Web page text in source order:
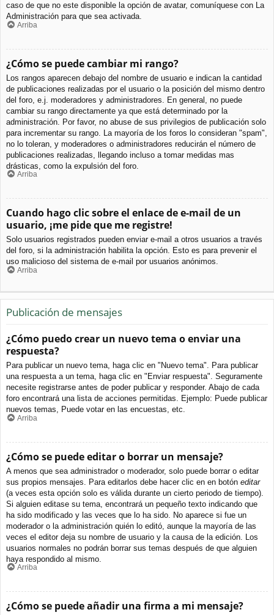
caso de que no este disponible la opción de avatar, comuníquese con La
Administración para que sea activada.
Arriba
¿Cómo se puede cambiar mi rango?
Los rangos aparecen debajo del nombre de usuario e indican la cantidad
de publicaciones realizadas por el usuario o la posición del mismo dentro
del foro, e.j. moderadores y administradores. En general, no puede
cambiar su rango directamente ya que está determinado por la
administración. Por favor, no abuse de sus privilegios de publicación solo
para incrementar su rango. La mayoría de los foros lo consideran "spam",
no lo toleran, y moderadores o administradores reducirán el número de
publicaciones realizadas, llegando incluso a tomar medidas mas
drásticas, como la expulsión del foro.
Arriba
Cuando hago clic sobre el enlace de e-mail de un
usuario, ¡me pide que me registre!
Solo usuarios registrados pueden enviar e-mail a otros usuarios a través
del foro, si la administración habilita la opción. Esto es para prevenir el
uso malicioso del sistema de e-mail por usuarios anónimos.
Arriba
Publicación de mensajes
¿Cómo puedo crear un nuevo tema o enviar una
respuesta?
Para publicar un nuevo tema, haga clic en "Nuevo tema". Para publicar
una respuesta a un tema, haga clic en "Enviar respuesta". Seguramente
necesite registrarse antes de poder publicar y responder. Abajo de cada
foro encontrará una lista de acciones permitidas. Ejemplo: Puede publicar
nuevos temas, Puede votar en las encuestas, etc.
Arriba
¿Cómo se puede editar o borrar un mensaje?
A menos que sea administrador o moderador, solo puede borrar o editar
sus propios mensajes. Para editarlos debe hacer clic en en botón editar
(a veces esta opción solo es válida durante un cierto periodo de tiempo).
Si alguien editase su tema, encontrará un pequeño texto indicando que
ha sido modificado y las veces que lo ha sido. No aparece si fue un
moderador o la administración quién lo editó, aunque la mayoría de las
veces el editor deja su nombre de usuario y la causa de la edición. Los
usuarios normales no podrán borrar sus temas después de que alguien
haya respondido al mismo.
Arriba
¿Cómo se puede añadir una firma a mi mensaje?